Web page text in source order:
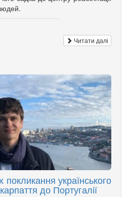
Читати далі
українського
до Португалії